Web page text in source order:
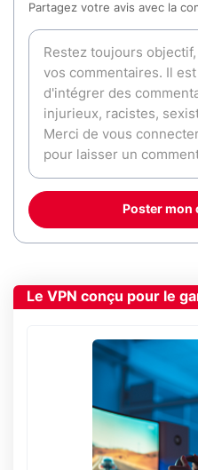
Partagez votre avis avec la
Poster mon
Le VPN conçu pour le